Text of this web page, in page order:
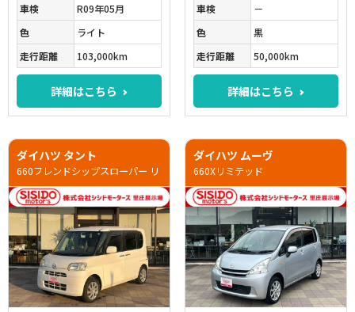
車検
R09年05月
色
ライト
走行距離
103,000km
詳細はこちら
車検
－
色
黒
走行距離
50,000km
詳細はこちら
ダイハツ タント
660フレンドシップスローパー リ
ダイハツ ムーヴ
660Xリミテッド